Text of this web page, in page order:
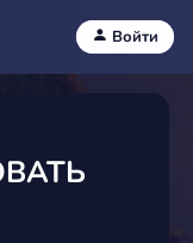
Войти